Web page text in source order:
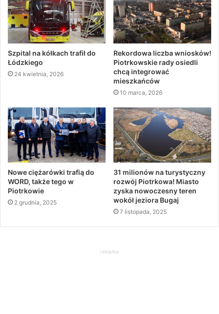
Szpital na kółkach trafił do
Łódzkiego
24 kwietnia, 2026
Rekordowa liczba wniosków!
Piotrkowskie rady osiedli
chcą integrować
mieszkańców
10 marca, 2026
Nowe ciężarówki trafią do
WORD, także tego w
Piotrkowie
2 grudnia, 2025
31 milionów na turystyczny
rozwój Piotrkowa! Miasto
zyska nowoczesny teren
wokół jeziora Bugaj
7 listopada, 2025
reklama